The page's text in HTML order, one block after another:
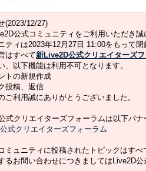
(2023/12/27)
公式コミュニティをご利用いただき誠
ティは2023年12月27日 11:00をもって閉
はすべて新Live2D公式クリエイターズ
、以下機能は利用不可となります。
トの新規作成
投稿、返信
ご利用誠にありがとうございました。
式クリエイターズフォーラムは以下バナ
ミュニティに投稿されたトピックはす
るお問い合わせにつきましてはLive2D